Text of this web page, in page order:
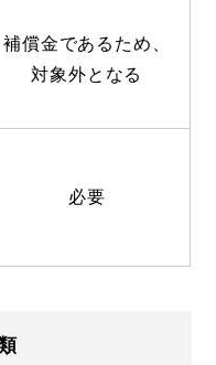
補償金であるため、
対象外となる
必要